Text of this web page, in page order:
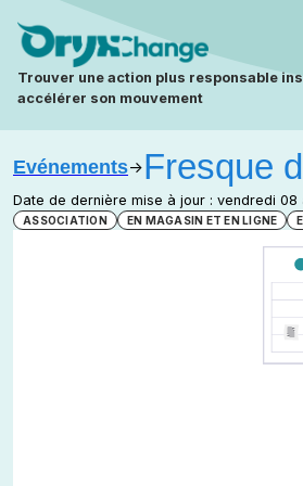
Trouver une action plus responsable
accélérer son mouvement
Evénements->Fresque
Date de dernière mise à jour : vendredi 08
ASSOCIATION EN MAGASIN ET EN LIGNE